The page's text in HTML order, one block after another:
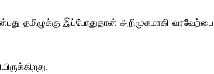
இப்போதுதான் அறிமுகமாகி வரவேற்பை